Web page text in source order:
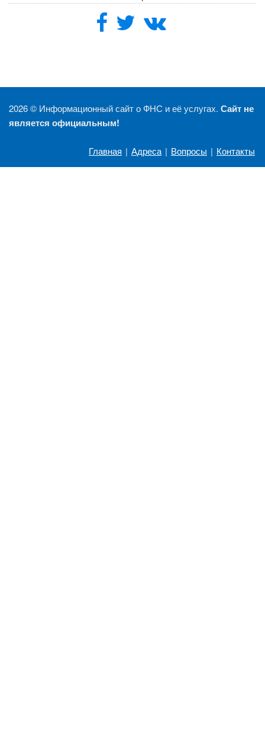
2026 © Информационный сайт о ФНС и её услугах. Сайт не
является официальным!
Главная | Адреса | Вопросы | Контакты